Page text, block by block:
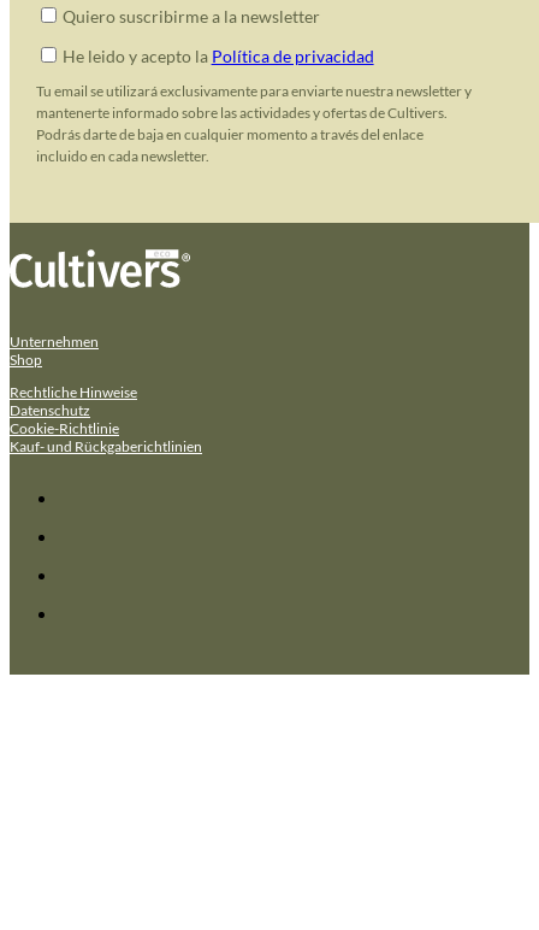
Quiero suscribirme a la newsletter
He leido y acepto la Política de privacidad
Tu email se utilizará exclusivamente para enviarte nuestra newsletter y
mantenerte informado sobre las actividades y ofertas de Cultivers.
Podrás darte de baja en cualquier momento a través del enlace
incluido en cada newsletter.
Unternehmen
Shop
Rechtliche Hinweise
Datenschutz
Cookie-Richtlinie
Kauf- und Rückgaberichtlinien